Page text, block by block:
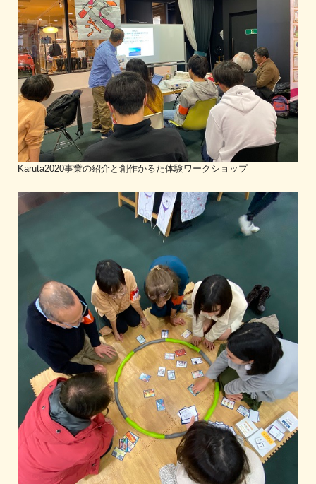
Karuta2020事業の紹介と創作かるた体験ワークショップ